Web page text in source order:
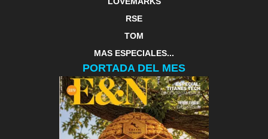
RSE
TOM
MAS ESPECIALES...
PORTADA DEL MES